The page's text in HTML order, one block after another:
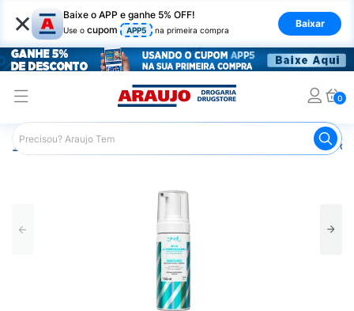
× Baixe o APP e ganhe 5% OFF!
Use o cupom APP5 na primeira compra
Baixar
0
Araujo Beleza e Cuidados